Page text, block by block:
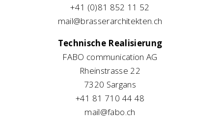
+41 (0)81 852 11 52
mail@brasserarchitekten.ch
Technische Realisierung
FABO communication AG
Rheinstrasse 22
7320 Sargans
+41 81 710 44 48
mail@fabo.ch